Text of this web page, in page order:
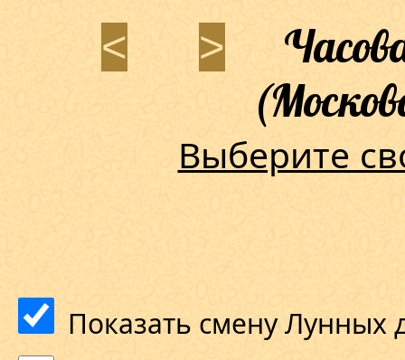
< >
Выберите
Показать смену Лунных